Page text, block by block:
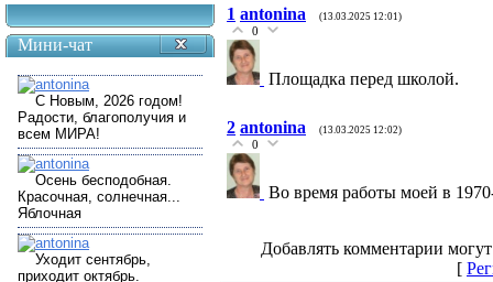
Мини-чат
1 antonina (13.03.2025 12:01)
0
Площадка перед школой.
2 antonina (13.03.2025 12:02)
0
Во время работы моей в
Добавлять комментарии
[